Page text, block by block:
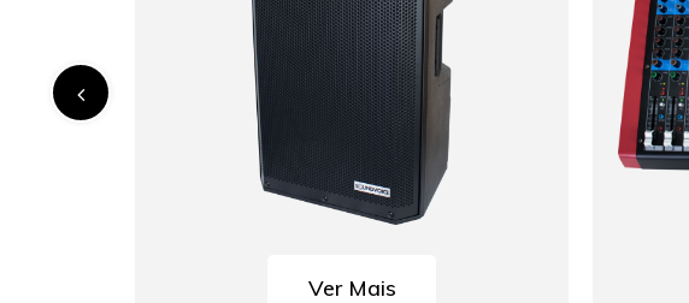
Ver Mais